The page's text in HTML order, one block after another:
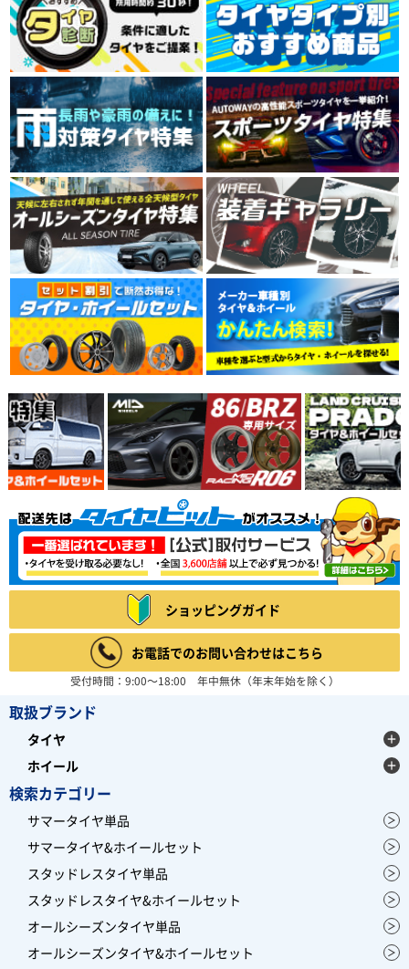
ショッピングガイド
お電話でのお問い合わせはこちら
受付時間：9:00～18:00 年中無休（年末年始を除く）
取扱ブランド
タイヤ
ホイール
検索カテゴリー
サマータイヤ単品
サマータイヤ&ホイールセット
スタッドレスタイヤ単品
スタッドレスタイヤ&ホイールセット
オールシーズンタイヤ単品
オールシーズンタイヤ&ホイールセット